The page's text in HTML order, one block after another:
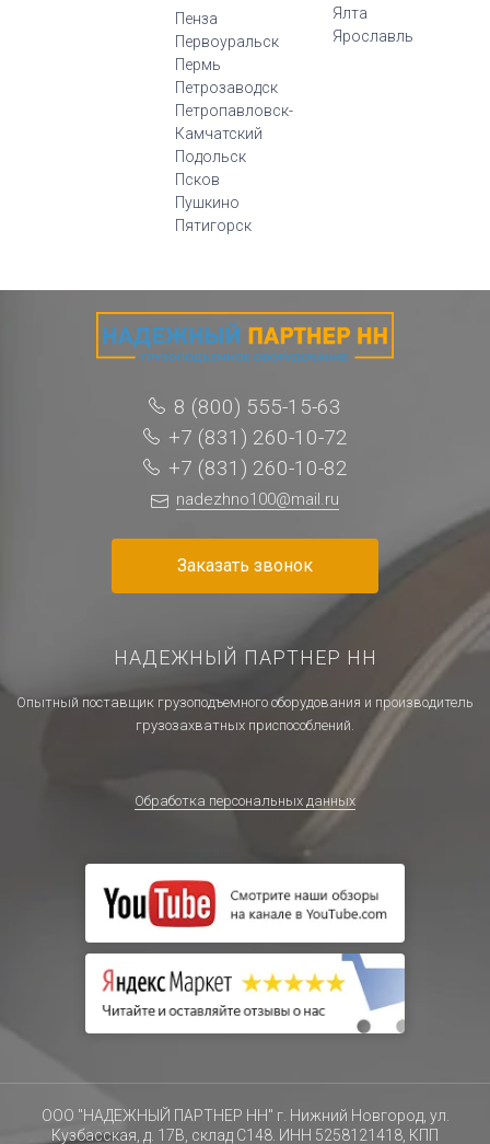
Пенза
Первоуральск
Пермь
Петрозаводск
Петропавловск-
Камчатский
Подольск
Псков
Пушкино
Пятигорск
Ялта
Ярославль
8 (800) 555-15-63
+7 (831) 260-10-72
+7 (831) 260-10-82
nadezhno100@mail.ru
Заказать звонок
НАДЕЖНЫЙ ПАРТНЕР НН
Опытный поставщик грузоподъемного оборудования и производитель
грузозахватных приспособлений.
Обработка персональных данных
ООО "НАДЕЖНЫЙ ПАРТНЕР НН" г. Нижний Новгород, ул.
Кузбасская, д. 17В, склад С148. ИНН 5258121418, КПП